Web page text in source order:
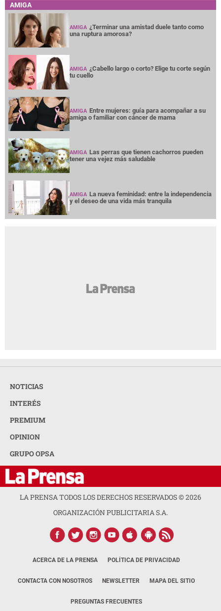
AMIGA
AMIGA ¿Terminar una amistad duele tanto como
una ruptura amorosa?
AMIGA ¿Cabello largo o corto? Elige tu corte según
tu cuello
AMIGA Entre mujeres: guía para acompañar a su
amiga o familiar con cáncer de mama
AMIGA Las perras que tienen cachorros pueden
tener una vejez más saludable
AMIGA La nueva feminidad: entre la independencia
y el deseo de una vida más tranquila
NOTICIAS
INTERÉS
PREMIUM
OPINION
GRUPO OPSA
LA PRENSA TODOS LOS DERECHOS RESERVADOS ©2026
ORGANIZACIÓN PUBLICITARIA S.A.
ACERCA DE LA PRENSA POLÍTICA DE PRIVACIDAD
CONTACTA CON NOSOTROS NEWSLETTER MAPA DEL SITIO
PREGUNTAS FRECUENTES